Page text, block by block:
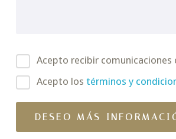
Acepto recibir comunicaciones
Acepto los términos y